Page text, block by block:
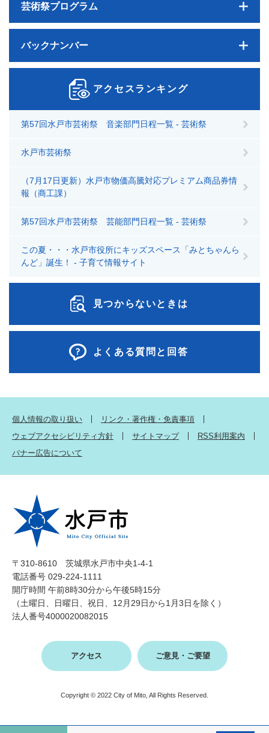
芸術祭プログラム
バックナンバー
アクセスランキング
第57回水戸市芸術祭 音楽部門日程一覧 - 芸術祭
水戸市芸術祭
（7月17日更新）水戸市物価高騰対応プレミアム商品券情
報（商工課）
第57回水戸市芸術祭 芸能部門日程一覧 - 芸術祭
この夏・・・水戸市役所にキッズスペース「みとちゃんら
んど」誕生！ - 子育て情報サイト
見つからないときは
よくある質問と回答
個人情報の取り扱い
リンク・著作権・免責事項
ウェブアクセシビリティ方針
サイトマップ
RSS利用案内
バナー広告について
〒310-8610 茨城県水戸市中央1-4-1
電話番号 029-224-1111
開庁時間 午前8時30分から午後5時15分
（土曜日、日曜日、祝日、12月29日から1月3日を除く）
法人番号4000020082015
アクセス ご意見・ご要望
Copyright © 2022 City of Mito, All Rights Reserved.